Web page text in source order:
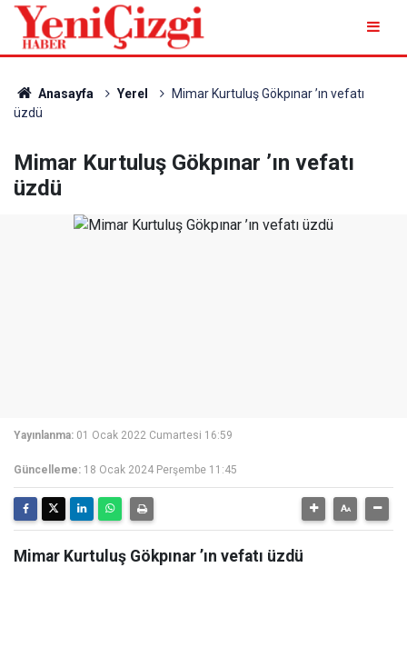
Anasayfa Yerel
Mimar Kurtuluş Gökpınar ’ın vefatı
üzdü
Mimar Kurtuluş Gökpınar ’ın vefatı
üzdü
Yayınlanma: 01 Ocak 2022 Cumartesi 16:59
Güncelleme: 18 Ocak 2024 Perşembe 11:45
Mimar Kurtuluş Gökpınar ’ın vefatı üzdü